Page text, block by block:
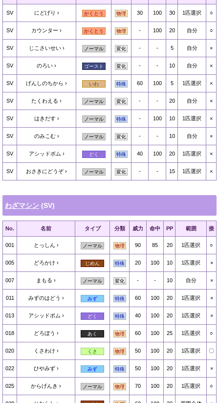
SV にどげり かくとう 物理 30 100 30 1匹選択 ○
SV カウンター かくとう 物理 - 100 20 自分 ○
SV じこさいせい ノーマル 変化 - - 5 自分 ×
SV のろい ゴースト 変化 - - 10 自分 ×
SV げんしのちから いわ 特殊 60 100 5 1匹選択 ×
SV たくわえる ノーマル 変化 - - 20 自分 ×
SV はきだす ノーマル 特殊 - 100 10 1匹選択 ×
SV のみこむ ノーマル 変化 - - 10 自分 ×
SV アシッドボム どく 特殊 40 100 20 1匹選択 ×
SV おさきにどうぞ ノーマル 変化 - - 15 1匹選択 ×
わざマシン (SV)
No. 名前 タイプ 分類 威力 命中 PP 範囲 接
001 とっしん ノーマル 物理 90 85 20 1匹選択 ○
005 どろかけ じめん 特殊 20 100 10 1匹選択 ×
007 まもる ノーマル 変化 - - 10 自分 ×
011 みずのはどう みず 特殊 60 100 20 1匹選択 ×
013 アシッドボム どく 特殊 40 100 20 1匹選択 ×
018 どろぼう あく 物理 60 100 25 1匹選択 ○
020 くさわけ くさ 物理 50 100 20 1匹選択 〇
022 ひやみず みず 特殊 50 100 20 1匹選択 ×
025 からげんき ノーマル 物理 70 100 20 1匹選択 ○